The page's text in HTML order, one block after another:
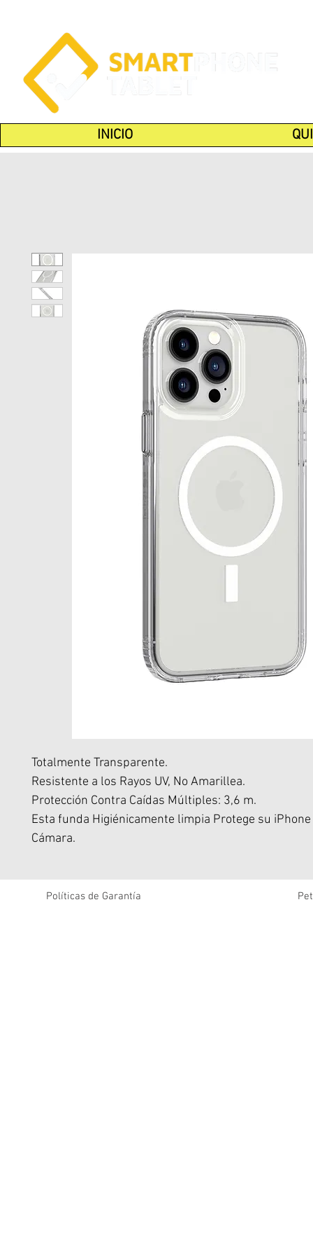
INICIO
Totalmente Transparente.
Resistente a los Rayos UV, No Amarillea.
Protección Contra Caídas Múltiples: 3,6 m.
Esta funda Higiénicamente limpia Protege su
Cámara.
MagSafe integrado, se conecta a la perfección con
Políticas de Garantía